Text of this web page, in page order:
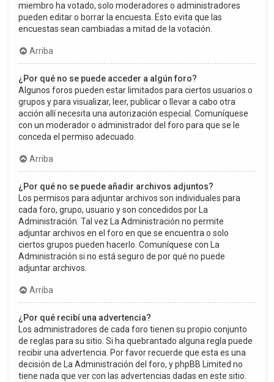
miembro ha votado, solo moderadores o administradores
pueden editar o borrar la encuesta. Esto evita que las
encuestas sean cambiadas a mitad de la votación.
Arriba
¿Por qué no se puede acceder a algún foro?
Algunos foros pueden estar limitados para ciertos usuarios o
grupos y para visualizar, leer, publicar o llevar a cabo otra
acción allí necesita una autorización especial. Comuníquese
con un moderador o administrador del foro para que se le
conceda el permiso adecuado.
Arriba
¿Por qué no se puede añadir archivos adjuntos?
Los permisos para adjuntar archivos son individuales para
cada foro, grupo, usuario y son concedidos por La
Administración. Tal vez La Administración no permite
adjuntar archivos en el foro en que se encuentra o solo
ciertos grupos pueden hacerlo. Comuníquese con La
Administración si no está seguro de por qué no puede
adjuntar archivos.
Arriba
¿Por qué recibí una advertencia?
Los administradores de cada foro tienen su propio conjunto
de reglas para su sitio. Si ha quebrantado alguna regla puede
recibir una advertencia. Por favor recuerde que esta es una
decisión de La Administración del foro, y phpBB Limited no
tiene nada que ver con las advertencias dadas en este sitio.